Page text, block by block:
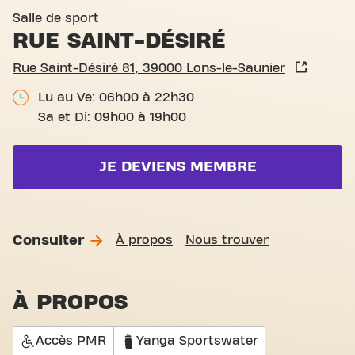
Salle de sport
RUE SAINT-DÉSIRÉ
Rue Saint-Désiré 81, 39000 Lons-le-Saunier
Lu au Ve: 06h00 à 22h30
Sa et Di: 09h00 à 19h00
JE DEVIENS MEMBRE
Consulter À propos Nous trouver
À PROPOS
Accès PMR Yanga Sportswater